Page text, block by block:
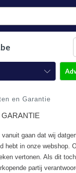
en Garantie
gaan dat wij
hebt in onze webshop.
vertonen. Als dit
partij